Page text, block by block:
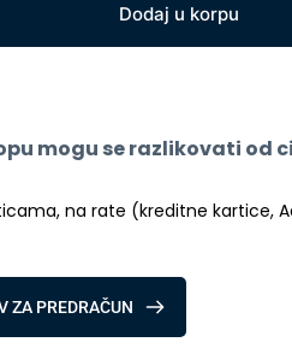
Dodaj u korpu
mogu se razlikovati od
na rate (kreditne kartice,
ZA PREDRAČUN